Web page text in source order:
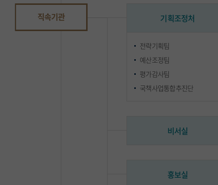
직속기관 기획조정처
전략기획팀
예산조정팀
평가감사팀
국책사업통합추진단
비서실
홍보실